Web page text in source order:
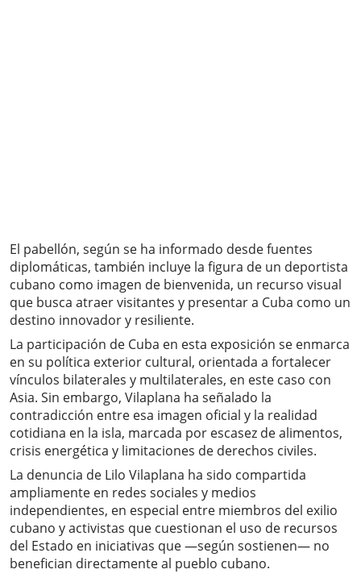
El pabellón, según se ha informado desde fuentes
diplomáticas, también incluye la figura de un deportista
cubano como imagen de bienvenida, un recurso visual
que busca atraer visitantes y presentar a Cuba como un
destino innovador y resiliente.
La participación de Cuba en esta exposición se enmarca
en su política exterior cultural, orientada a fortalecer
vínculos bilaterales y multilaterales, en este caso con
Asia. Sin embargo, Vilaplana ha señalado la
contradicción entre esa imagen oficial y la realidad
cotidiana en la isla, marcada por escasez de alimentos,
crisis energética y limitaciones de derechos civiles.
La denuncia de Lilo Vilaplana ha sido compartida
ampliamente en redes sociales y medios
independientes, en especial entre miembros del exilio
cubano y activistas que cuestionan el uso de recursos
del Estado en iniciativas que —según sostienen— no
benefician directamente al pueblo cubano.